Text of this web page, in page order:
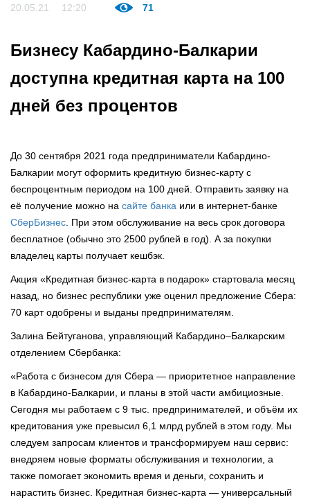
20.05.21 12:20 71
Бизнесу Кабардино-Балкарии
доступна кредитная карта на 100
дней без процентов
До 30 сентября 2021 года предприниматели Кабардино-
Балкарии могут оформить кредитную бизнес-карту с
беспроцентным периодом на 100 дней. Отправить заявку на
её получение можно на сайте банка или в интернет-банке
СберБизнес . При этом обслуживание на весь срок договора
бесплатное (обычно это 2500 рублей в год). А за покупки
владелец карты получает кешбэк.
Акция «Кредитная бизнес-карта в подарок» стартовала месяц
назад, но бизнес республики уже оценил предложение Сбера:
70 карт одобрены и выданы предпринимателям.
Залина Бейтуганова, управляющий Кабардино–Балкарским
отделением Сбербанка:
«Работа с бизнесом для Сбера — приоритетное направление
в Кабардино-Балкарии, и планы в этой части амбициозные.
Сегодня мы работаем с 9 тыс. предпринимателей, и объём их
кредитования уже превысил 6,1 млрд рублей в этом году. Мы
следуем запросам клиентов и трансформируем наш сервис:
внедряем новые форматы обслуживания и технологии, а
также помогает экономить время и деньги, сохранить и
нарастить бизнес. Кредитная бизнес-карта — универсальный